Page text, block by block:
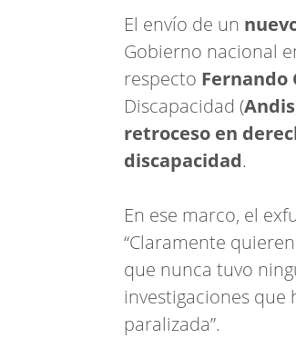
El envío de un
Gobierno nacional
respecto Fernando
Discapacidad (Andis
retroceso en
discapacidad.
En ese marco, el
“Claramente
que nunca tuvo
investigaciones que
paralizada”.